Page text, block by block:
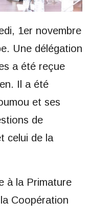
1er novembre
Une délégation
a été reçue
Il a été
et ses
de
celui de la
à la Primature
Coopération